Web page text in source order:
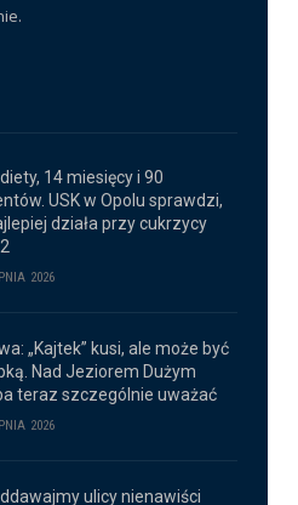
14 miesięcy i 90
USK w Opolu sprawdzi,
działa przy cukrzycy
2026
„Kajtek” kusi, ale może być
Nad Jeziorem Dużym
teraz szczególnie uważać
2026
ulicy nienawiści